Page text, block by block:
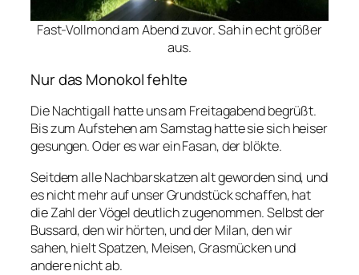
Fast-Vollmond am Abend zuvor. Sah in echt größer
aus.
Nur das Monokol fehlte
Die Nachtigall hatte uns am Freitagabend begrüßt.
Bis zum Aufstehen am Samstag hatte sie sich heiser
gesungen. Oder es war ein Fasan, der blökte.
Seitdem alle Nachbarskatzen alt geworden sind, und
es nicht mehr auf unser Grundstück schaffen, hat
die Zahl der Vögel deutlich zugenommen. Selbst der
Bussard, den wir hörten, und der Milan, den wir
sahen, hielt Spatzen, Meisen, Grasmücken und
andere nicht ab.